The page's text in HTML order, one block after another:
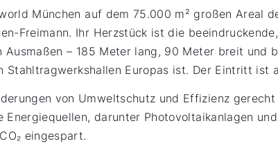
München auf dem 75.000 m² großen Areal
Freimann. Ihr Herzstück ist die
– 185 Meter lang, 90 Meter breit und
Stahltragwerkshallen Europas ist. Der Eintritt ist
von Umweltschutz und Effizienz
Energiequellen, darunter Photovoltaikanlagen
eingespart.